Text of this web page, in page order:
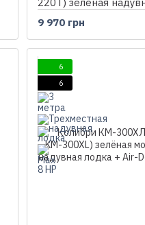
9 970 грн
6
6